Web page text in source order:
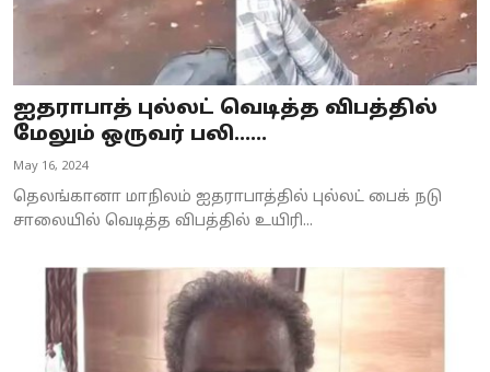
ஐதராபாத் புல்லட் வெடித்த விபத்தில்
மேலும் ஒருவர் பலி......
May 16, 2024
தெலங்கானா மாநிலம் ஐதராபாத்தில் புல்லட் பைக் நடு
சாலையில் வெடித்த விபத்தில் உயிரி...